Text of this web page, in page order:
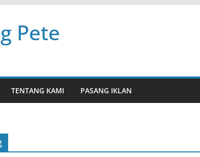
Pete
TENTANG KAMI PASANG IKLAN